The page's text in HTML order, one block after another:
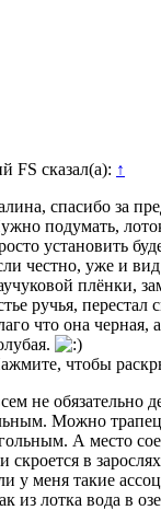
FS сказал(а): ↑
спасибо за
подумать,
установить
честно, уже и
плёнки,
ручья, перестал
что она черная,
чтобы
не обязательно
Можно
А место
скроется в
у меня такие
из лотка вода в